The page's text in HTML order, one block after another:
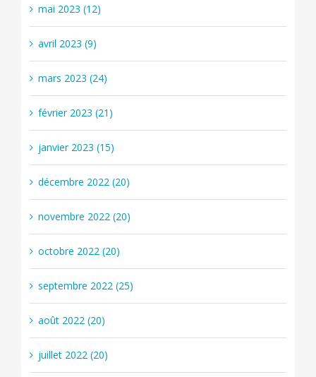
mai 2023 (12)
avril 2023 (9)
mars 2023 (24)
février 2023 (21)
janvier 2023 (15)
décembre 2022 (20)
novembre 2022 (20)
octobre 2022 (20)
septembre 2022 (25)
août 2022 (20)
juillet 2022 (20)